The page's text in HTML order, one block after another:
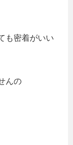
も密着がいい
んの